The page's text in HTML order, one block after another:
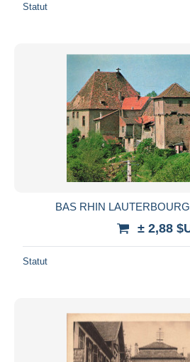
Statut
BAS RHIN
± 2,88
Statut